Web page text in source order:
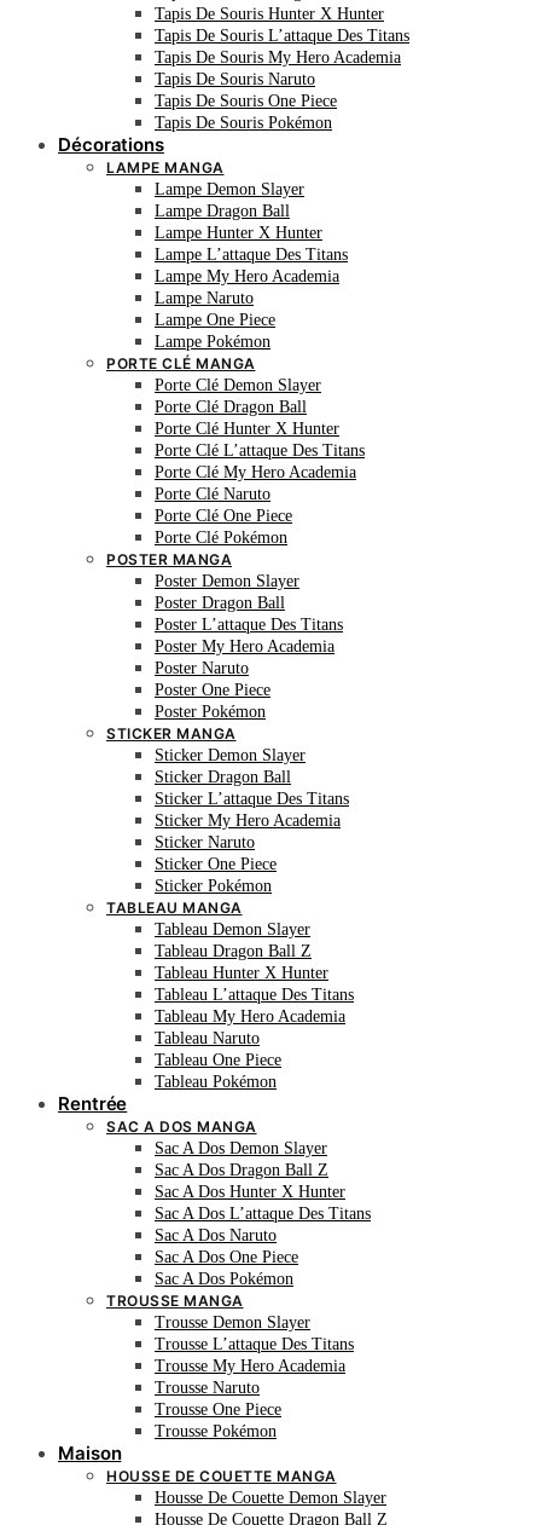
Tapis De Souris Hunter X Hunter
Tapis De Souris L’attaque Des Titans
Tapis De Souris My Hero Academia
Tapis De Souris Naruto
Tapis De Souris One Piece
Tapis De Souris Pokémon
Décorations
LAMPE MANGA
Lampe Demon Slayer
Lampe Dragon Ball
Lampe Hunter X Hunter
Lampe L’attaque Des Titans
Lampe My Hero Academia
Lampe Naruto
Lampe One Piece
Lampe Pokémon
PORTE CLÉ MANGA
Porte Clé Demon Slayer
Porte Clé Dragon Ball
Porte Clé Hunter X Hunter
Porte Clé L’attaque Des Titans
Porte Clé My Hero Academia
Porte Clé Naruto
Porte Clé One Piece
Porte Clé Pokémon
POSTER MANGA
Poster Demon Slayer
Poster Dragon Ball
Poster L’attaque Des Titans
Poster My Hero Academia
Poster Naruto
Poster One Piece
Poster Pokémon
STICKER MANGA
Sticker Demon Slayer
Sticker Dragon Ball
Sticker L’attaque Des Titans
Sticker My Hero Academia
Sticker Naruto
Sticker One Piece
Sticker Pokémon
TABLEAU MANGA
Tableau Demon Slayer
Tableau Dragon Ball Z
Tableau Hunter X Hunter
Tableau L’attaque Des Titans
Tableau My Hero Academia
Tableau Naruto
Tableau One Piece
Tableau Pokémon
Rentrée
SAC A DOS MANGA
Sac A Dos Demon Slayer
Sac A Dos Dragon Ball Z
Sac A Dos Hunter X Hunter
Sac A Dos L’attaque Des Titans
Sac A Dos Naruto
Sac A Dos One Piece
Sac A Dos Pokémon
TROUSSE MANGA
Trousse Demon Slayer
Trousse L’attaque Des Titans
Trousse My Hero Academia
Trousse Naruto
Trousse One Piece
Trousse Pokémon
Maison
HOUSSE DE COUETTE MANGA
Housse De Couette Demon Slayer
Housse De Couette Dragon Ball Z